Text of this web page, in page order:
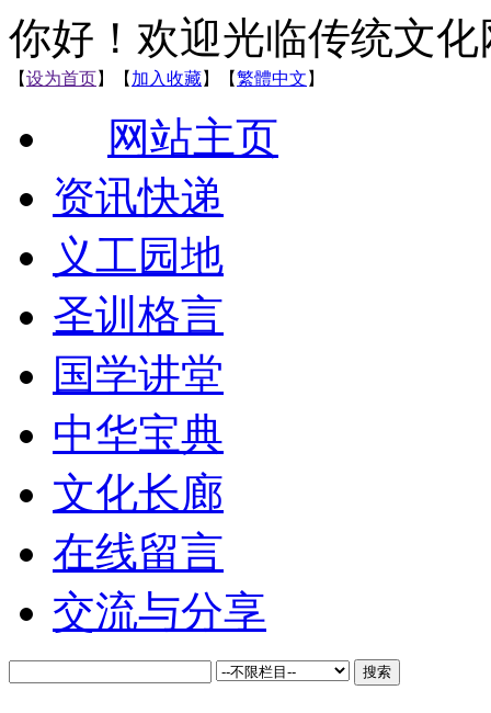
你好！欢迎光临传统文化
【设为首页】【 加入收藏】【繁體中文 】
网站主页
资讯快递
义工园地
圣训格言
国学讲堂
中华宝典
文化长廊
在线留言
交流与分享
搜索